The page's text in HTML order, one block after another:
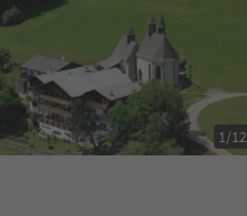
1/12